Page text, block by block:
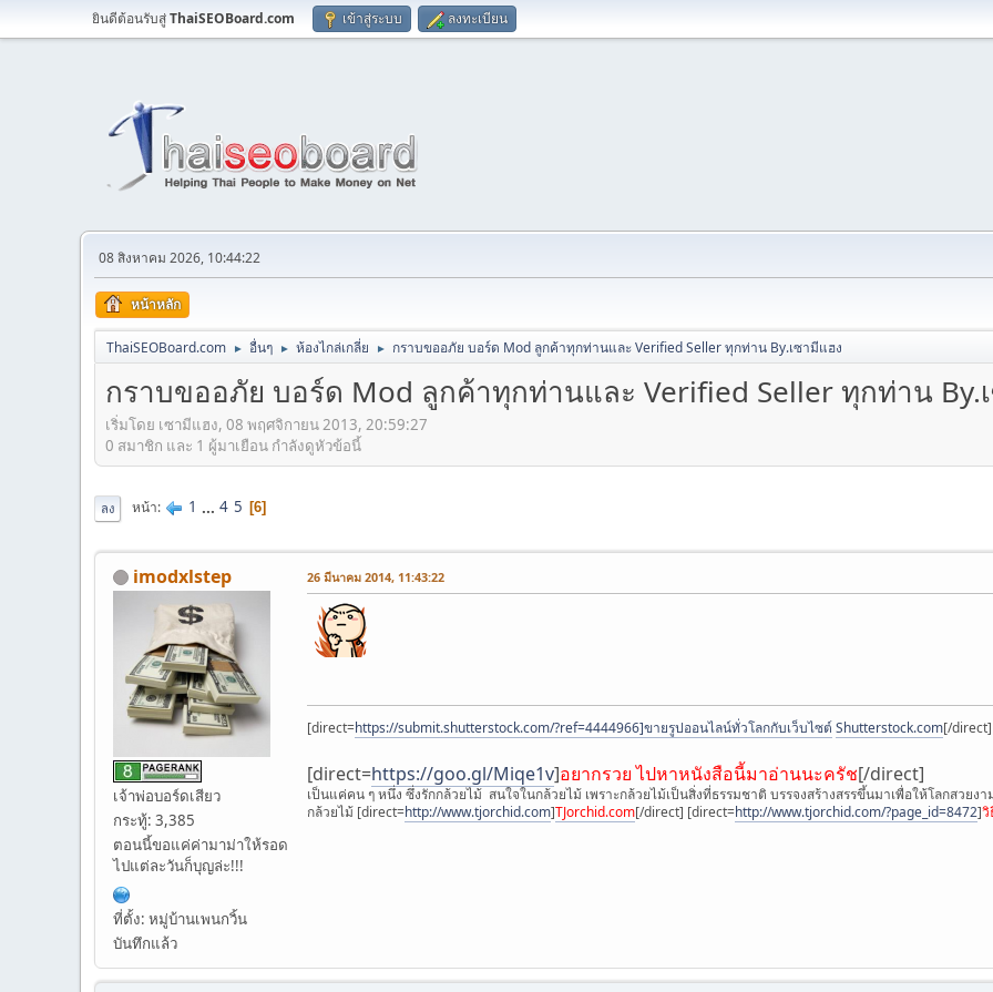
ยินดีต้อนรับสู่ThaiSEOBoard.com เข้าสู่ระบบ ลงทะเบียน
08 สิงหาคม 2026, 10:44:22
หน้าหลัก
ThaiSEOBoard.com ► อื่นๆ ► ห้องไกล่เกลี่ย ► กราบขออภัย บอร์ด Mod ลูกค้าทุกท่านและ Verified Seller ทุกท่าน By.เซามีแฮง
กราบขออภัย บอร์ด Mod ลูกค้าทุกท่านและ Verified Seller ทุกท่าน By.
เริ่มโดย เซามีแฮง, 08 พฤศจิกายน 2013, 20:59:27
0 สมาชิก และ 1 ผู้มาเยือน กำลังดูหัวข้อนี้
ลง หน้า 1 ... 4 5 6
imodxlstep
เจ้าพ่อบอร์ดเสียว
กระทู้: 3,385
ตอนนี้ขอแค่ค่ามาม่าให้รอด
ไปแต่ละวันก็บุญล่ะ!!!
ที่ตั้ง: หมู่บ้านเพนกวิ้น
บันทึกแล้ว
26 มีนาคม 2014, 11:43:22
[direct=https://submit.shutterstock.com/?ref=4444966]ขายรูปออนไลน์ทั่วโลกกับเว็บไซต์Shutterstock.com[/direct]
[direct=https://goo.gl/Miqe1v]อยากรวย ไปหาหนังสือนี้มาอ่านนะครัช[/direct]
เป็นแค่คน ๆ หนึ่ง ซึ่งรักกล้วยไม้ สนใจในกล้วยไม้ เพราะกล้วยไม้เป็นสิ่งที่ธรรมชาติ บรรจงสร้างสรรขึ้นมาเพื่อให้โลกสวย
กล้วยไม้ [direct=http://www.tjorchid.com]TJorchid.com[/direct] [direct=http://www.tjorchid.com/?page_id=8472]วิ